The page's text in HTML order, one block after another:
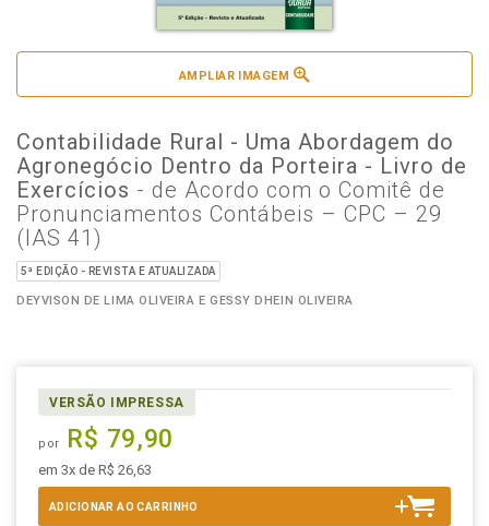
AMPLIAR IMAGEM
Contabilidade Rural - Uma Abordagem do
Agronegócio Dentro da Porteira - Livro de
Exercícios - de Acordo com o Comitê de
Pronunciamentos Contábeis – CPC – 29
(IAS 41)
5ª EDIÇÃO - REVISTA E ATUALIZADA
DEYVISON DE LIMA OLIVEIRA E GESSY DHEIN OLIVEIRA
VERSÃO IMPRESSA
por R$ 79,90
em 3x de R$ 26,63
ADICIONAR AO CARRINHO